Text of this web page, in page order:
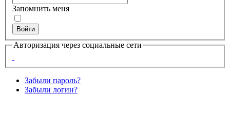
Запомнить меня
Войти
Авторизация через социальные сети
Забыли пароль?
Забыли логин?